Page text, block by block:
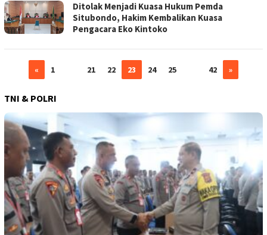
Ditolak Menjadi Kuasa Hukum Pemda
Situbondo, Hakim Kembalikan Kuasa
Pengacara Eko Kintoko
« 1 21 22 23 24 25 42 »
TNI & POLRI